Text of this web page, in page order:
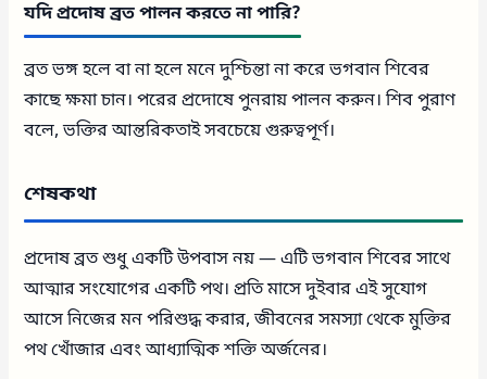
যদি প্রদোষ ব্রত পালন করতে না পারি?
ব্রত ভঙ্গ হলে বা না হলে মনে দুশ্চিন্তা না করে ভগবান শিবের
কাছে ক্ষমা চান। পরের প্রদোষে পুনরায় পালন করুন। শিব পুরাণ
বলে, ভক্তির আন্তরিকতাই সবচেয়ে গুরুত্বপূর্ণ।
শেষকথা
প্রদোষ ব্রত শুধু একটি উপবাস নয় — এটি ভগবান শিবের সাথে
আত্মার সংযোগের একটি পথ। প্রতি মাসে দুইবার এই সুযোগ
আসে নিজের মন পরিশুদ্ধ করার, জীবনের সমস্যা থেকে মুক্তির
পথ খোঁজার এবং আধ্যাত্মিক শক্তি অর্জনের।